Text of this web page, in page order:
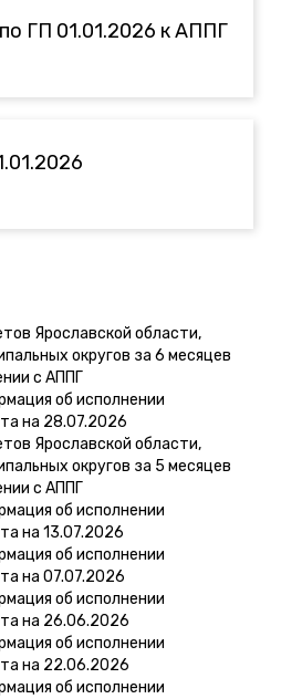
ГП 01.01.2026 к АППГ
Ярославской области,
округов за 6 месяцев
с АППГ
об исполнении
на 28.07.2026
Ярославской области,
округов за 5 месяцев
с АППГ
об исполнении
на 13.07.2026
об исполнении
на 07.07.2026
об исполнении
на 26.06.2026
об исполнении
на 22.06.2026
об исполнении